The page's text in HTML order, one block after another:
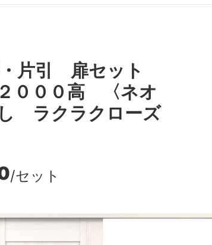
片引 扉セット
０００高 〈ネオ
ラクラクローズ
/セット